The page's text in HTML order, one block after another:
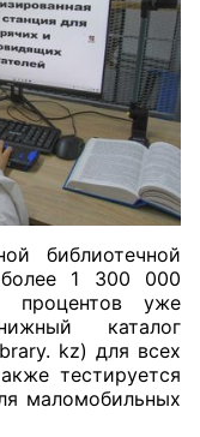
библиотечной
1 300 000
процентов уже
каталог
kz) для всех
тестируется
маломобильных